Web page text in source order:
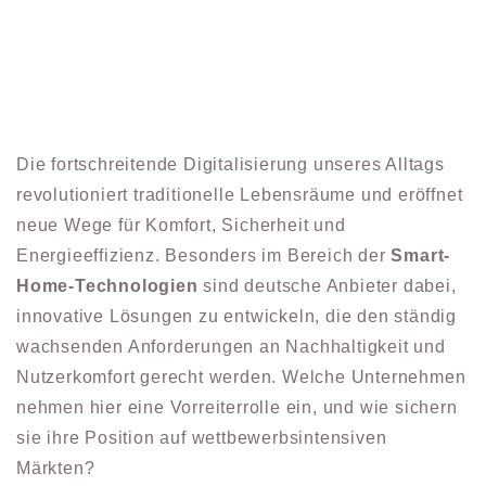
Die fortschreitende Digitalisierung unseres Alltags
revolutioniert traditionelle Lebensräume und eröffnet
neue Wege für Komfort, Sicherheit und
Energieeffizienz. Besonders im Bereich derSmart-
Home-Technologien sind deutsche Anbieter dabei,
innovative Lösungen zu entwickeln, die den ständig
wachsenden Anforderungen an Nachhaltigkeit und
Nutzerkomfort gerecht werden. Welche Unternehmen
nehmen hier eine Vorreiterrolle ein, und wie sichern
sie ihre Position auf wettbewerbsintensiven
Märkten?